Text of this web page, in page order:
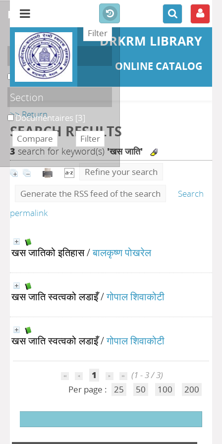
DRKRM LIBRARY
ONLINE CATALOG
>> Return
SEARCH RESULTS
3 search for keyword(s) 'खस जाति'
Refine your search
Generate the RSS feed of the search
Search
permalink
खस जातिको इतिहास/बालकृष्ण पोखरेल
खस जाति स्वत्वको लडाइँ/गोपाल शिवाकोटी
खस जाति स्वत्वको लडाइँ/गोपाल शिवाकोटी
1
(1 - 3 / 3)
Per page :
25 50 100 200
refine or compare
Localisation
DKRML[3]
Section
Documentaires [3]